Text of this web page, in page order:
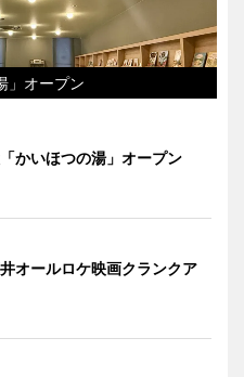
」オープン
かいほつの湯」オープン
オールロケ映画クランクア